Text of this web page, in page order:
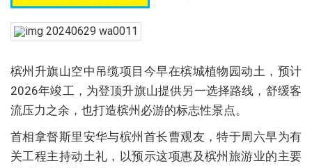
槟州升旗山空中吊缆项目今早在槟城植物园动土，预计
2026年竣工，为登顶升旗山提供另一选择路线，舒缓客
流压力之余，也打造槟州必游的标志性景点。
首相拿督斯里安华与槟州首长曹观友，特于周六早为有
关工程主持动土礼，以预示这项惠及槟州旅游业的主要